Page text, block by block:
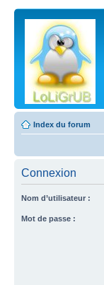
Index du forum
Connexion
Nom d’utilisateur :
Mot de passe :